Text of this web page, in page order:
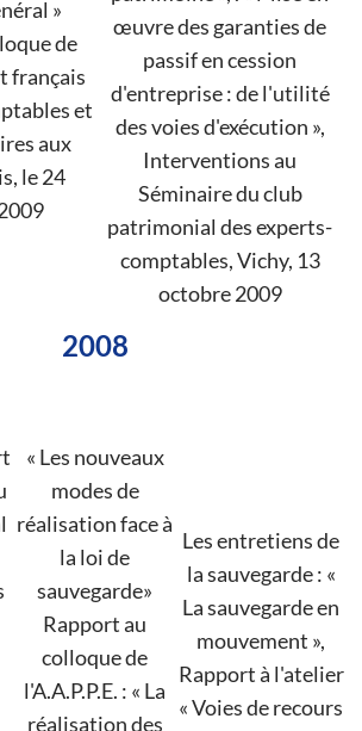
»
de
français
et
aux
le 24
œuvre des garanties de
passif en cession
d'entreprise : de l'utilité
des voies d'exécution »,
Interventions au
Séminaire du club
patrimonial des experts-
comptables, Vichy, 13
octobre 2009
2008
« Les nouveaux
modes de
réalisation face à
la loi de
sauvegarde»
Rapport au
colloque de
l'A.A.P.P.E. : « La
réalisation des
Les entretiens de
la sauvegarde : «
La sauvegarde en
mouvement »,
Rapport à l'atelier
« Voies de recours